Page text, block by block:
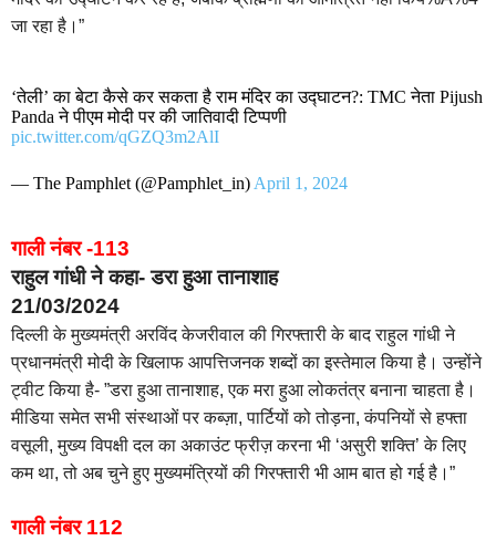
जा रहा है।”
‘तेली’ का बेटा कैसे कर सकता है राम मंदिर का उद्घाटन?: TMC नेता Pijush
Panda ने पीएम मोदी पर की जातिवादी टिप्पणी
pic.twitter.com/qGZQ3m2AlI
— The Pamphlet (@Pamphlet_in) April 1, 2024
गाली नंबर -113
राहुल गांधी ने कहा- डरा हुआ तानाशाह
21/03/2024
दिल्ली के मुख्यमंत्री अरविंद केजरीवाल की गिरफ्तारी के बाद राहुल गांधी ने
प्रधानमंत्री मोदी के खिलाफ आपत्तिजनक शब्दों का इस्तेमाल किया है। उन्होंने
ट्वीट किया है- ”डरा हुआ तानाशाह, एक मरा हुआ लोकतंत्र बनाना चाहता है।
मीडिया समेत सभी संस्थाओं पर कब्ज़ा, पार्टियों को तोड़ना, कंपनियों से हफ्ता
वसूली, मुख्य विपक्षी दल का अकाउंट फ्रीज़ करना भी ‘असुरी शक्ति’ के लिए
कम था, तो अब चुने हुए मुख्यमंत्रियों की गिरफ्तारी भी आम बात हो गई है।”
गाली नंबर 112